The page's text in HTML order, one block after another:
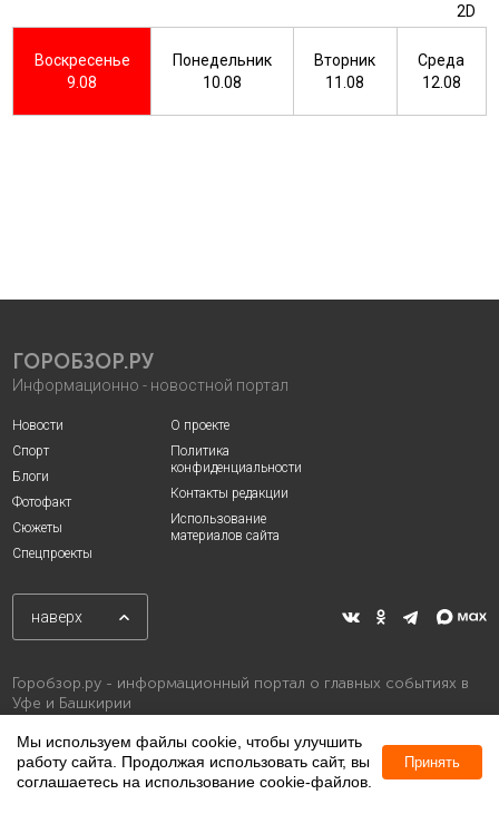
2D
Воскресенье
9.08
Понедельник
10.08
Вторник
11.08
Среда
12.08
ГОРОБЗОР.РУ
Информационно - новостной портал
Новости
Спорт
Блоги
Фотофакт
Сюжеты
Спецпроекты
О проекте
Политика
конфиденциальности
Контакты редакции
Использование
материалов сайта
наверх
Горобзор.ру - информационный портал о главных событиях в
Уфе и Башкирии
Мы используем файлы cookie, чтобы улучшить
работу сайта. Продолжая использовать сайт, вы
соглашаетесь на использование cookie-файлов.
Принять